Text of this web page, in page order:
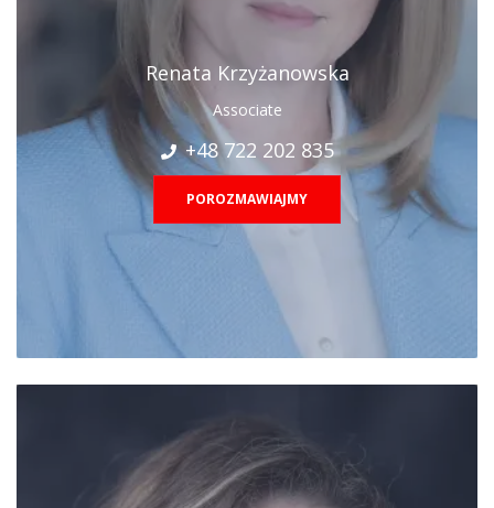
Renata Krzyżanowska
Associate
+48 722 202 835
POROZMAWIAJMY